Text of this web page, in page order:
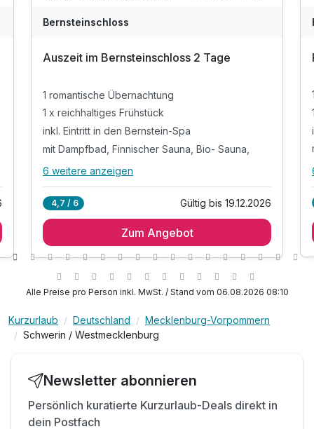
Bernsteinschloss
Auszeit im Bernsteinschloss 2 Tage
1 romantische Übernachtung
1 x reichhaltiges Frühstück
inkl. Eintritt in den Bernstein-Spa
mit Dampfbad, Finnischer Sauna, Bio- Sauna,
Alle Inklusivleistungen
1 x reichhaltiges Frühstück
inkl. Eintritt in den Bernstein-Spa
Erlebnisdusche & Outdoor Infinity Tauchbecken*
inkl. direktem Zugang zum Badesee
inkl. Streichelzoo mit Hasen, Lamas, Pferde &
inkl. kostenfreier Nutzung W-Lan
6 weitere anzeigen
4,7 / 6 Gültig bis 19.12.2026
Zum Angebot
Alle Preise pro Person inkl. MwSt. / Stand vom 06.08.2026 08:10
Kurzurlaub Deutschland
Mecklenburg-Vorpommern
Schwerin / Westmecklenburg
Newsletter abonnieren
Persönlich kuratierte Kurzurlaub-Deals direkt in
dein Postfach